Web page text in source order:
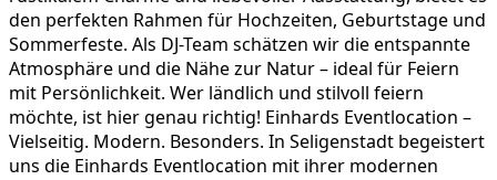
den perfekten Rahmen für Hochzeiten, Geburtstage und
Sommerfeste. Als DJ-Team schätzen wir die entspannte
Atmosphäre und die Nähe zur Natur – ideal für Feiern
mit Persönlichkeit. Wer ländlich und stilvoll feiern
möchte, ist hier genau richtig! Einhards Eventlocation –
Vielseitig. Modern. Besonders. In Seligenstadt begeistert
uns die Einhards Eventlocation mit ihrer modernen